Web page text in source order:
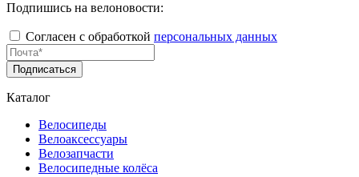
Подпишись на велоновости:
Согласен с обработкой персональных данных
Подписаться
Каталог
Велосипеды
Велоаксессуары
Велозапчасти
Велосипедные колёса